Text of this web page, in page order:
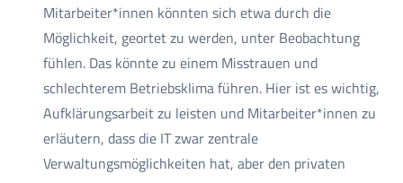
Mitarbeiter*innen könnten sich etwa durch die
Möglichkeit, geortet zu werden, unter Beobachtung
fühlen. Das könnte zu einem Misstrauen und
schlechterem Betriebsklima führen. Hier ist es wichtig,
Aufklärungsarbeit zu leisten und Mitarbeiter*innen zu
erläutern, dass die IT zwar zentrale
Verwaltungsmöglichkeiten hat, aber den privaten